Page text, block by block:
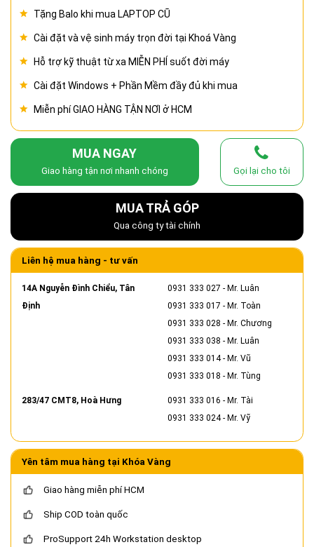
Tặng Balo khi mua LAPTOP CŨ
Cài đặt và vệ sinh máy trọn đời tại Khoá Vàng
Hỗ trợ kỹ thuật từ xa MIỄN PHÍ suốt đời máy
Cài đặt Windows + Phần Mềm đầy đủ khi mua
Miễn phí GIAO HÀNG TẬN NƠI ở HCM
MUA NGAY
Giao hàng tận nơi nhanh chóng Gọi lại cho tôi
MUA TRẢ GÓP
Qua công ty tài chính
Liên hệ mua hàng - tư vấn
14A Nguyễn Đình Chiểu, Tân
Định
0931 333 027 - Mr. Luân
0931 333 017 - Mr. Toàn
0931 333 028 - Mr. Chương
0931 333 038 - Mr. Luân
0931 333 014- Mr. Vũ
0931 333 018 - Mr. Tùng
283/47 CMT8, Hoà Hưng 0931 333 016 - Mr. Tài
0931 333 024- Mr. Vỹ
Yên tâm mua hàng tại Khóa Vàng
Giao hàng miễn phí HCM
Ship COD toàn quốc
ProSupport 24h Workstation desktop